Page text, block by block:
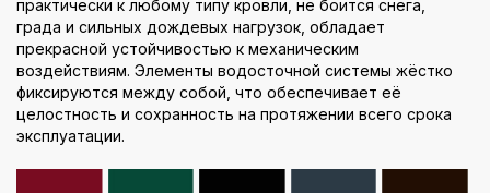
практически к любому типу кровли, не боится снега,
града и сильных дождевых нагрузок, обладает
прекрасной устойчивостью к механическим
воздействиям. Элементы водосточной системы жёстко
фиксируются между собой, что обеспечивает её
целостность и сохранность на протяжении всего срока
эксплуатации.